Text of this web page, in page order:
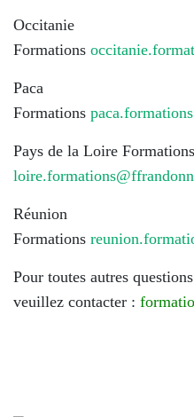
Occitanie
Formations
Paca
Formations
Pays de la Loire Formations
Réunion
Formations
Pour toutes autres
veuillez contacter :